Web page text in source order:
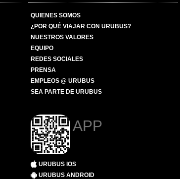
QUIENES SOMOS
¿POR QUÉ VIAJAR CON URUBUS?
NUESTROS VALORES
EQUIPO
REDES SOCIALES
PRENSA
EMPLEOS @ URUBUS
SEA PARTE DE URUBUS
APP
URUBUS IOS
URUBUS ANDROID